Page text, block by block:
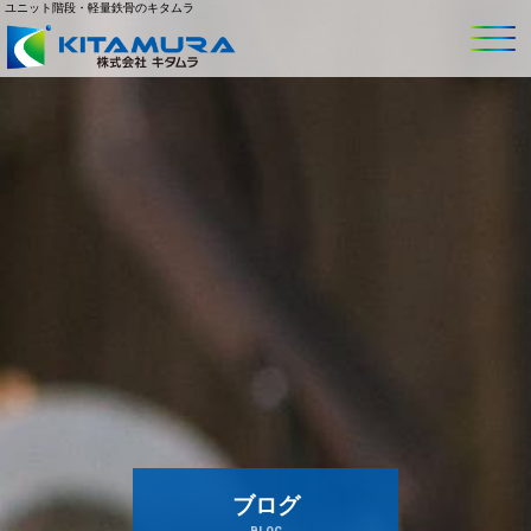
ユニット階段・軽量鉄骨のキタムラ
ブログ